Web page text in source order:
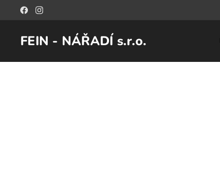
FEIN - NÁŘADÍ s.r.o.